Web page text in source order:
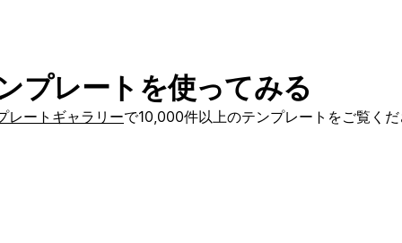
プレートを使ってみる
レートギャラリーで10,000件以上のテンプレートをご覧く